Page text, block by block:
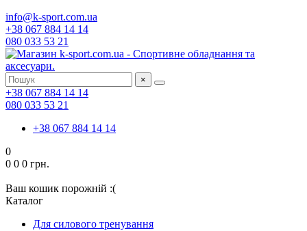
info@k-sport.com.ua
+38 067 884 14 14
080 033 53 21
×
+38 067 884 14 14
080 033 53 21
+38 067 884 14 14
0
0 0 0 грн.
Ваш кошик порожній :(
Каталог
Для силового тренування